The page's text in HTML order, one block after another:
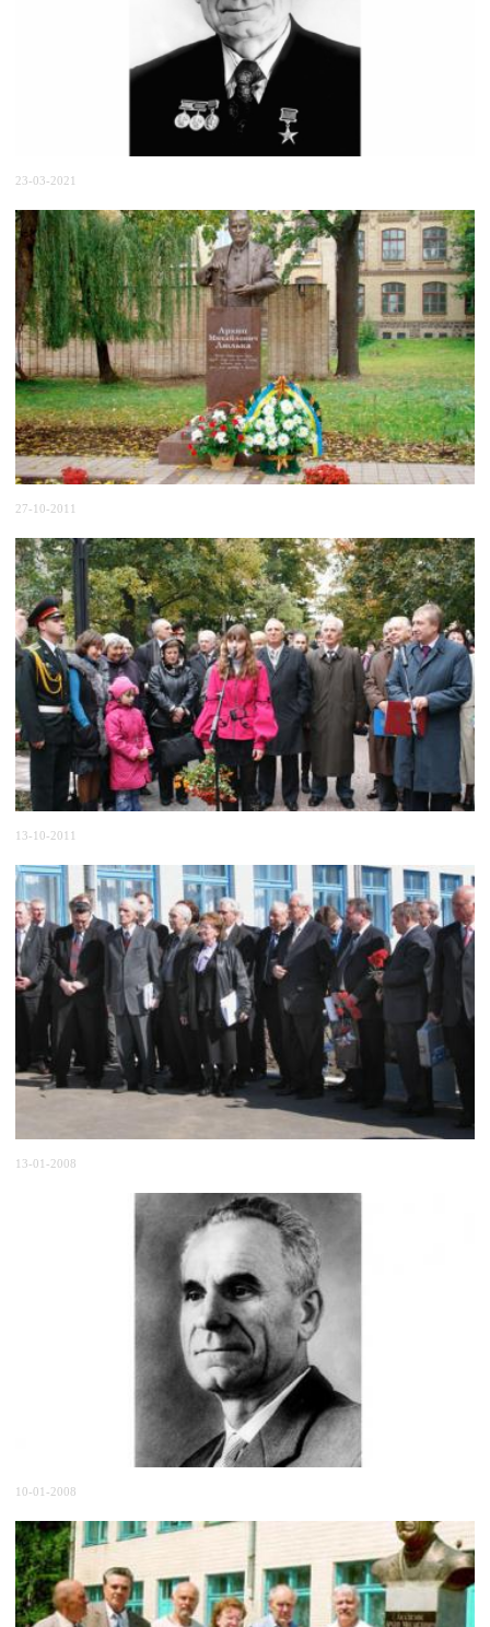
23-03-2021
27-10-2011
13-10-2011
13-01-2008
10-01-2008